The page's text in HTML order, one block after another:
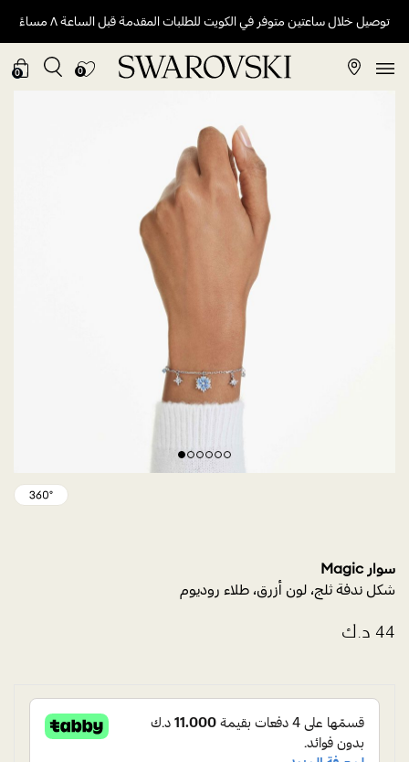
توصيل خلال ساعتين متوفر في الكويت للطلبات المقدمة قبل الساعة ٨ مساءً
0
0
سوار Magic
شكل ندفة ثلج، لون أزرق، طلاء روديوم